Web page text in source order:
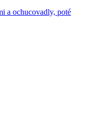
a ochucovadly, poté